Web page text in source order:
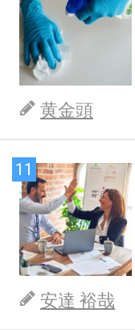
黄金頭
11
安達 裕哉